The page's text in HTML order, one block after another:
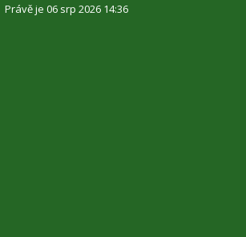
Právě je 06 srp 2026 14:36